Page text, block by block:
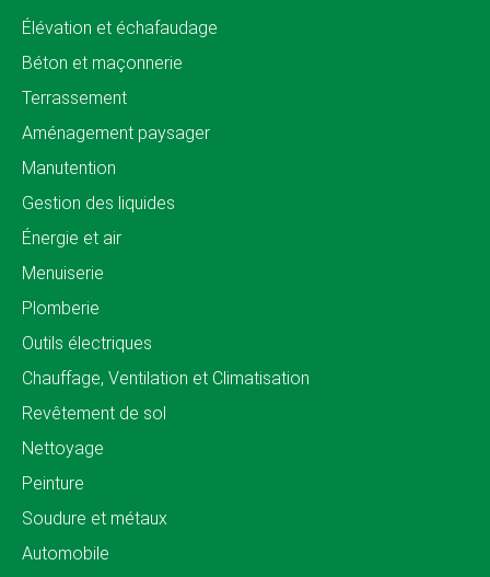
Élévation et échafaudage
Béton et maçonnerie
Terrassement
Aménagement paysager
Manutention
Gestion des liquides
Énergie et air
Menuiserie
Plomberie
Outils électriques
Chauffage, Ventilation et Climatisation
Revêtement de sol
Nettoyage
Peinture
Soudure et métaux
Automobile